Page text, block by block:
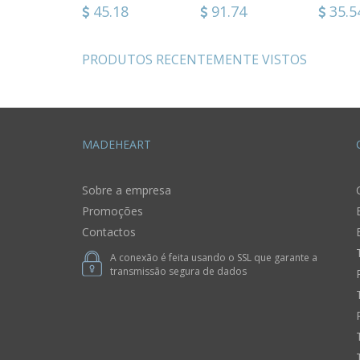
45.18 91.74
111.78 58.32
PRODUTOS RECENTEMENTE VISTOS
MADEHEART
Sobre a empresa
Promoções
Contactos
A conexão é feita usando o SSL que garante a
transmissão segura de dados